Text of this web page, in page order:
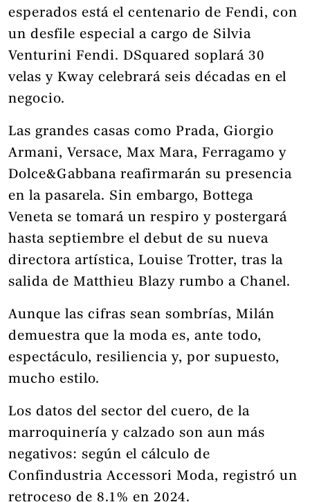
esperados está el centenario de Fendi, con
un desfile especial a cargo de Silvia
Venturini Fendi. DSquared soplará 30
velas y Kway celebrará seis décadas en el
negocio.
Las grandes casas como Prada, Giorgio
Armani, Versace, Max Mara, Ferragamo y
Dolce&Gabbana reafirmarán su presencia
en la pasarela. Sin embargo, Bottega
Veneta se tomará un respiro y postergará
hasta septiembre el debut de su nueva
directora artística, Louise Trotter, tras la
salida de Matthieu Blazy rumbo a Chanel.
Aunque las cifras sean sombrías, Milán
demuestra que la moda es, ante todo,
espectáculo, resiliencia y, por supuesto,
mucho estilo.
Los datos del sector del cuero, de la
marroquinería y calzado son aun más
negativos: según el cálculo de
Confindustria Accessori Moda, registró un
retroceso de 8.1% en 2024.